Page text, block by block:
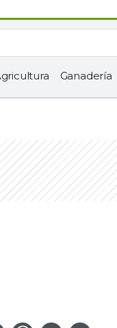
Ganadería